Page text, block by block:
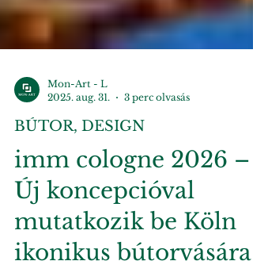
Mon-Art - L
2025. aug. 31.
3 perc olvasás
BÚTOR, DESIGN
imm cologne 2026 –
Új koncepcióval